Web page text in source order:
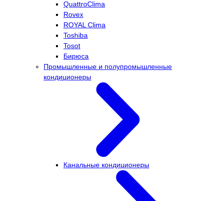
QuattroClima
Rovex
ROYAL Clima
Toshiba
Tosot
Бирюса
Промышленные и полупромышленные
кондиционеры
Канальные кондиционеры